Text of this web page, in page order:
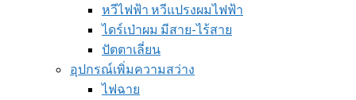
หวีไฟฟ้า หวีแปรงผมไฟฟ้า
ไดร์เป่าผม มีสาย-ไร้สาย
ปัตตาเลี่ยน
อุปกรณ์เพิ่มความสว่าง
ไฟฉาย